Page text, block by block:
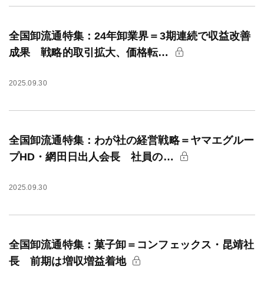
全国卸流通特集：24年卸業界＝3期連続で収益改善
成果 戦略的取引拡大、価格転…
2025.09.30
全国卸流通特集：わが社の経営戦略＝ヤマエグルー
プHD・網田日出人会長 社員の…
2025.09.30
全国卸流通特集：菓子卸＝コンフェックス・昆靖社
長 前期は増収増益着地